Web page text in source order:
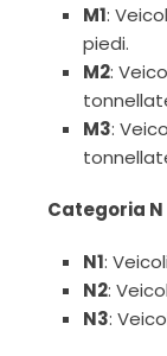
M1:
piedi.
M2:
M3:
Categoria N
N1:
N2:
N3: